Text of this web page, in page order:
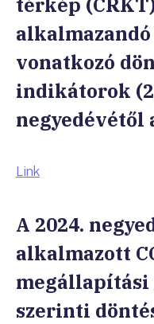
vonatkozó
indikátorok
negyedévétől
Link
A 2024.
alkalmazott
megállapítási
szerinti